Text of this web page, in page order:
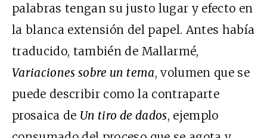
palabras tengan su justo lugar y efecto en
la blanca extensión del papel. Antes había
traducido, también de Mallarmé,
Variaciones sobre un tema, volumen que se
puede describir como la contraparte
prosaica de Un tiro de dados, ejemplo